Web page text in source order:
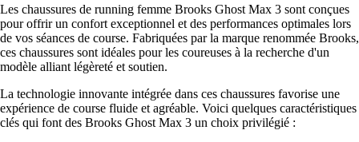
Les chaussures de running femme Brooks Ghost Max 3 sont conçues
pour offrir un confort exceptionnel et des performances optimales lors
de vos séances de course. Fabriquées par la marque renommée Brooks,
ces chaussures sont idéales pour les coureuses à la recherche d'un
modèle alliant légèreté et soutien.
La technologie innovante intégrée dans ces chaussures favorise une
expérience de course fluide et agréable. Voici quelques caractéristiques
clés qui font des Brooks Ghost Max 3 un choix privilégié :